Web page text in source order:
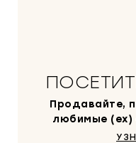
Продавайте,
любимые (ex)